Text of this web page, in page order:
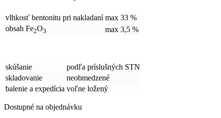
vlhkosť bentonitu pri nakladaní max 33 %
obsah Fe2O3 max 3,5 %
skúšanie
podľa príslušných STN
skladovanie
neobmedzené
balenie a expedícia voľne ložený
Dostupné na objednávku